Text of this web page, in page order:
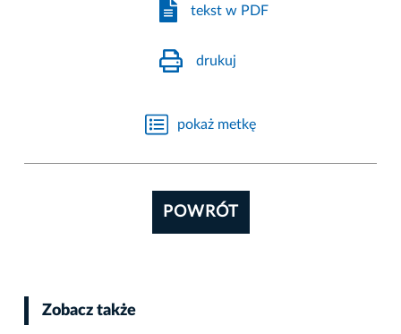
tekst w PDF
drukuj
pokaż metkę
POWRÓT
Zobacz także